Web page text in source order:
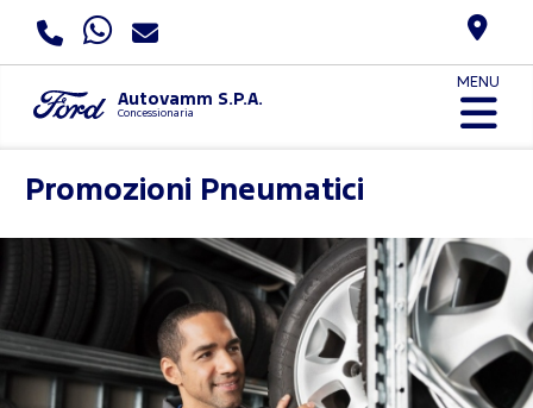
Autovamm S.P.A.
Concessionaria
MENU
Promozioni Pneumatici